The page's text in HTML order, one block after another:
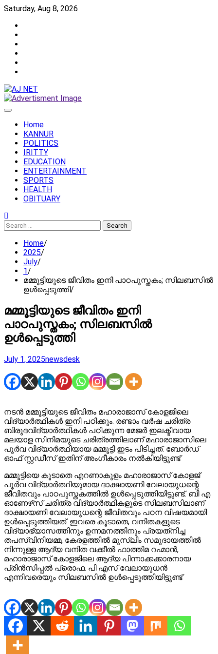
Skip
content
Saturday, Aug 8, 2026
Home
KANNUR
POLITICS
IRITTY
EDUCATION
ENTERTAINMENT
SPORTS
HEALTH
OBITUARY
Search
for:
Home
2025
July
1
മമ്മൂട്ടിയുടെ ജീവിതം ഇനി പാഠപുസ്തകം; സിലബസിൽ
ഉൾപ്പെടുത്തി
മമ്മൂട്ടിയുടെ ജീവിതം ഇനി
പാഠപുസ്തകം; സിലബസിൽ
ഉൾപ്പെടുത്തി
July 1, 2025newsdesk
നടൻ മമ്മൂട്ടിയുടെ ജീവിതം മഹാരാജാസ് കോളജിലെ
വിദ്യാര്‍ത്ഥികള്‍ ഇനി പഠിക്കും. രണ്ടാം വര്‍ഷ ചരിത്ര
ബിരുദവിദ്യാര്‍ത്ഥികള്‍ പഠിക്കുന്ന മേജര്‍ ഇലക്ടീവായ
മലയാള സിനിമയുടെ ചരിത്രത്തിലാണ് മഹാരാജാസിലെ
പൂര്‍വ വിദ്യാര്‍ത്ഥിയായ മമ്മൂട്ടി ഇടം പിടിച്ചത്. ബോര്‍ഡ്
ഓഫ് സ്റ്റഡീസ് ഇതിന് അംഗീകാരം നല്‍കിയിട്ടുണ്ട്
മമ്മൂട്ടിയെ കൂടാതെ എറണാകുളം മഹാരാജാസ് കോളജ്
പൂര്‍വ വിദ്യാര്‍ത്ഥിയുമായ ദാക്ഷായണി വേലായുധന്റെ
ജീവിതവും പാഠപുസ്തകത്തിൽ ഉൾപ്പെടുത്തിയിട്ടുണ്ട്. ബി എ
ഓണേഴ്‌സ് ചരിത്ര വിദ്യാര്‍ത്ഥികളുടെ സിലബസിലാണ്
ദാക്ഷായണി വേലായുധന്റെ ജീവിതവും പഠന വിഷയമായി
ഉള്‍പ്പെടുത്തിയത്. ഇവരെ കൂടാതെ, വനിതകളുടെ
വിദ്യാഭ്യാസത്തിനും ഉന്നമനത്തിനും പ്രയത്‌നിച്ച
തപസ്വിനിയമ്മ, കേരളത്തില്‍ മുസ്ലിം സമുദായത്തില്‍
നിന്നുള്ള ആദ്യ വനിത വക്കീല്‍ ഫാത്തിമ റഹ്മാന്‍,
മഹാരാജാസ് കോളജിലെ ആദ്യ പിന്നാക്കക്കാരനായ
പ്രിന്‍സിപ്പല്‍ പ്രൊഫ. പി എസ് വേലായുധന്‍
എന്നിവരെയും സിലബസില്‍ ഉള്‍പ്പെടുത്തിയിട്ടുണ്ട്